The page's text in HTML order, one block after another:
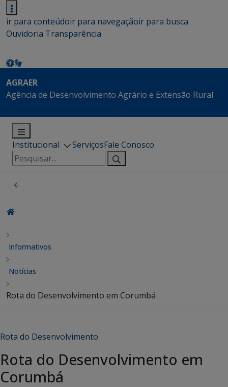
ir para conteúdoir para navegaçãoir para busca
Ouvidoria Transparência
AGRAER
Agência de Desenvolvimento Agrário e Extensão Rural
Institucional ServiçosFale Conosco
Pesquisar
por:
Informativos
Notícias
Rota do Desenvolvimento em Corumbá
Rota do Desenvolvimento
Rota do Desenvolvimento em
Corumbá